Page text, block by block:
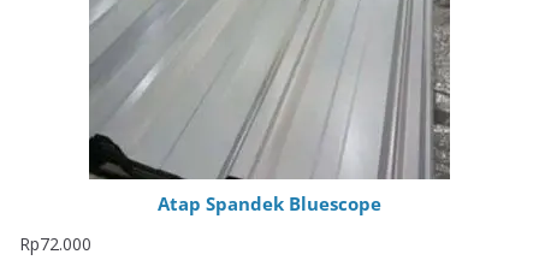
Atap Spandek Bluescope
Rp72.000